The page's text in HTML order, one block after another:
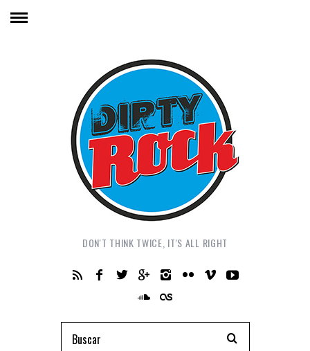
DON'T THINK TWICE, IT'S ALL RIGHT